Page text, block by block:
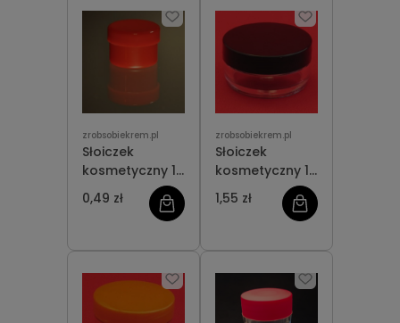
zrobsobiekrem.pl
Słoiczek
kosmetyczny 10
ml
0,49 zł
zrobsobiekrem.pl
Słoiczek
kosmetyczny 15
ml
1,55 zł